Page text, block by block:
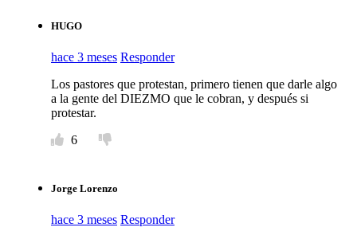
HUGO
hace 3 meses Responder
Los pastores que protestan, primero tienen que darle algo
a la gente del DIEZMO que le cobran, y después si
protestar.
6
Jorge Lorenzo
hace 3 meses Responder